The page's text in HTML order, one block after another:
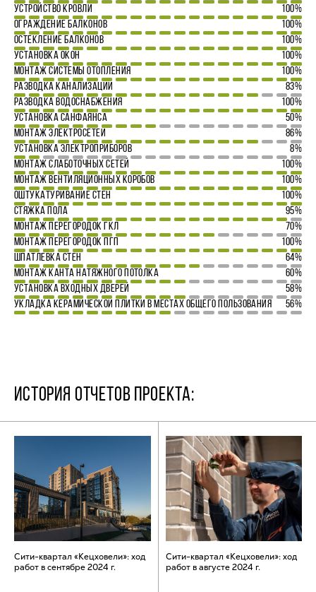
УСТРОЙСТВО КРОВЛИ
100%
ОГРАЖДЕНИЕ БАЛКОНОВ
100%
ОСТЕКЛЕНИЕ БАЛКОНОВ
100%
УСТАНОВКА ОКОН
100%
МОНТАЖ СИСТЕМЫ ОТОПЛЕНИЯ
100%
РАЗВОДКА КАНАЛИЗАЦИИ
83%
РАЗВОДКА ВОДОСНАБЖЕНИЯ
100%
УСТАНОВКА САНФАЯНСА
50%
МОНТАЖ ЭЛЕКТРОСЕТЕЙ
86%
УСТАНОВКА ЭЛЕКТРОПРИБОРОВ
8%
МОНТАЖ СЛАБОТОЧНЫХ СЕТЕЙ
100%
МОНТАЖ ВЕНТИЛЯЦИОННЫХ КОРОБОВ
100%
ОШТУКАТУРИВАНИЕ СТЕН
100%
СТЯЖКА ПОЛА
95%
МОНТАЖ ПЕРЕГОРОДОК ГКЛ
70%
МОНТАЖ ПЕРЕГОРОДОК ПГП
100%
ШПАТЛЕВКА СТЕН
64%
МОНТАЖ КАНТА НАТЯЖНОГО ПОТОЛКА
60%
УСТАНОВКА ВХОДНЫХ ДВЕРЕЙ
58%
УКЛАДКА КЕРАМИЧЕСКОЙ ПЛИТКИ В МЕСТАХ ОБЩЕГО ПОЛЬЗОВАНИЯ
56%
ИСТОРИЯ ОТЧЕТОВ ПРОЕКТА:
Сити-квартал «Кецховели»: ход
работ в сентябре 2024 г.
Сити-квартал «Кецховели»: ход
работ в августе 2024 г.